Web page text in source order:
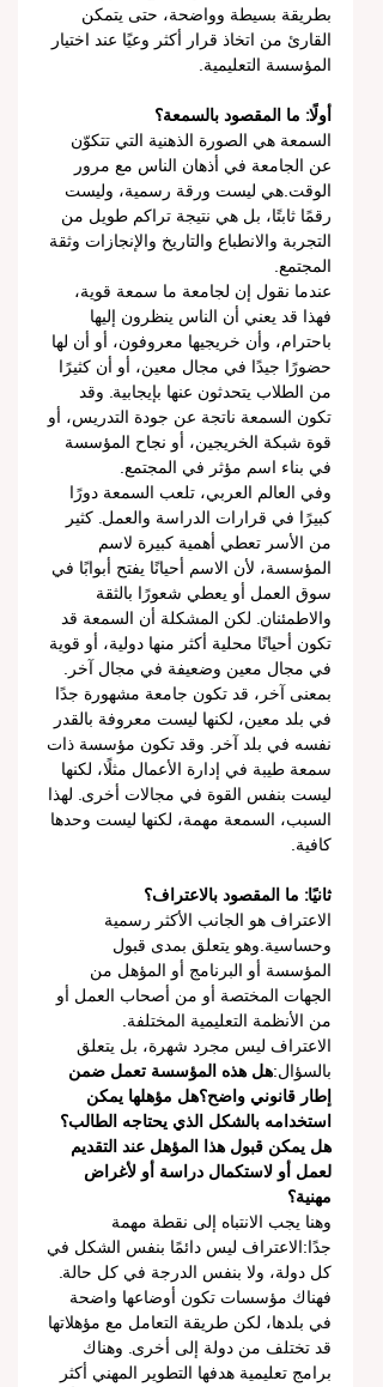
بطريقة بسيطة وواضحة، حتى يتمكن
القارئ من اتخاذ قرار أكثر وعيًا عند اختيار
المؤسسة التعليمية.
أولًا: ما المقصود بالسمعة؟
السمعة هي الصورة الذهنية التي تتكوّن
عن الجامعة في أذهان الناس مع مرور
الوقت.هي ليست ورقة رسمية، وليست
رقمًا ثابتًا، بل هي نتيجة تراكم طويل من
التجربة والانطباع والتاريخ والإنجازات وثقة
المجتمع.
عندما نقول إن لجامعة ما سمعة قوية،
فهذا قد يعني أن الناس ينظرون إليها
باحترام، وأن خريجيها معروفون، أو أن لها
حضورًا جيدًا في مجال معين، أو أن كثيرًا
من الطلاب يتحدثون عنها بإيجابية. وقد
تكون السمعة ناتجة عن جودة التدريس، أو
قوة شبكة الخريجين، أو نجاح المؤسسة
في بناء اسم مؤثر في المجتمع.
وفي العالم العربي، تلعب السمعة دورًا
كبيرًا في قرارات الدراسة والعمل. كثير
من الأسر تعطي أهمية كبيرة لاسم
المؤسسة، لأن الاسم أحيانًا يفتح أبوابًا في
سوق العمل أو يعطي شعورًا بالثقة
والاطمئنان. لكن المشكلة أن السمعة قد
تكون أحيانًا محلية أكثر منها دولية، أو قوية
في مجال معين وضعيفة في مجال آخر.
بمعنى آخر، قد تكون جامعة مشهورة جدًا
في بلد معين، لكنها ليست معروفة بالقدر
نفسه في بلد آخر. وقد تكون مؤسسة ذات
سمعة طيبة في إدارة الأعمال مثلًا، لكنها
ليست بنفس القوة في مجالات أخرى. لهذا
السبب، السمعة مهمة، لكنها ليست وحدها
كافية.
ثانيًا: ما المقصود بالاعتراف؟
الاعتراف هو الجانب الأكثر رسمية
وحساسية.وهو يتعلق بمدى قبول
المؤسسة أو البرنامج أو المؤهل من
الجهات المختصة أو من أصحاب العمل أو
من الأنظمة التعليمية المختلفة.
الاعتراف ليس مجرد شهرة، بل يتعلق
بالسؤال:هل هذه المؤسسة تعمل ضمن
إطار قانوني واضح؟هل مؤهلها يمكن
استخدامه بالشكل الذي يحتاجه الطالب؟
هل يمكن قبول هذا المؤهل عند التقديم
لعمل أو لاستكمال دراسة أو لأغراض
مهنية؟
وهنا يجب الانتباه إلى نقطة مهمة
جدًا:الاعتراف ليس دائمًا بنفس الشكل في
كل دولة، ولا بنفس الدرجة في كل حالة.
فهناك مؤسسات تكون أوضاعها واضحة
في بلدها، لكن طريقة التعامل مع مؤهلاتها
قد تختلف من دولة إلى أخرى. وهناك
برامج تعليمية هدفها التطوير المهني أكثر